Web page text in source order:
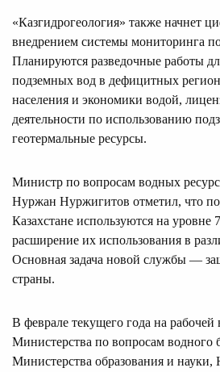
«Казгидрогеология» также начнет
внедрением системы мониторинга
Планируются разведочные работы
подземных вод в дефицитных
населения и экономики водой,
деятельности по использованию
геотермальные ресурсы.
Министр по вопросам водных
Нуржан Нуржигитов отметил, что
Казахстане используются на уровне
расширение их использования в
Основная задача новой службы —
страны.
В феврале текущего года на рабочей
Министерства по вопросам водного
Министерства образования и